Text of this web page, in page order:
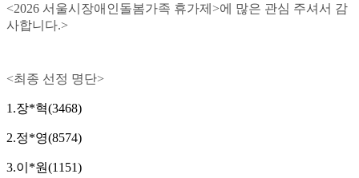
<2026 서울시장애인돌봄가족 휴가제 >에 많은 관심 주셔서 감
사합니다.>
<최종 선정 명단>
1.장*혁(3468)
2.정*영(8574)
3.이*원(1151)